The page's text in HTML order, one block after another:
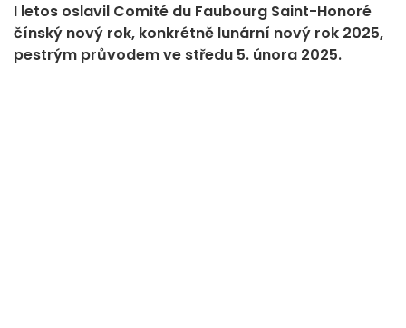
I letos oslavil Comité du Faubourg Saint-Honoré
čínský nový rok, konkrétně lunární nový rok 2025,
pestrým průvodem ve středu 5. února 2025.